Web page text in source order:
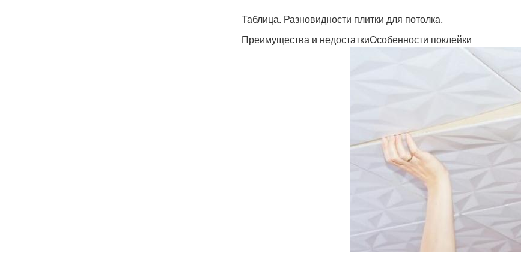
Таблица. Разновидности плитки для потолка.
Преимущества и недостаткиОсобенности поклейки